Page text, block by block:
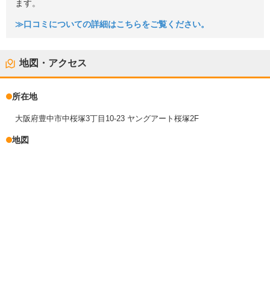
ます。
≫口コミについての詳細はこちらをご覧ください。
地図・アクセス
所在地
大阪府豊中市中桜塚3丁目10-23 ヤングアート桜塚2F
地図